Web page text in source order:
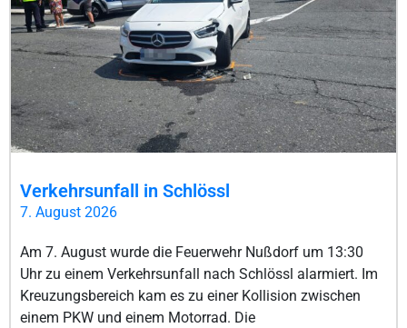
Verkehrsunfall in Schlössl
7. August 2026
Am 7. August wurde die Feuerwehr Nußdorf um 13:30
Uhr zu einem Verkehrsunfall nach Schlössl alarmiert. Im
Kreuzungsbereich kam es zu einer Kollision zwischen
einem PKW und einem Motorrad. Die